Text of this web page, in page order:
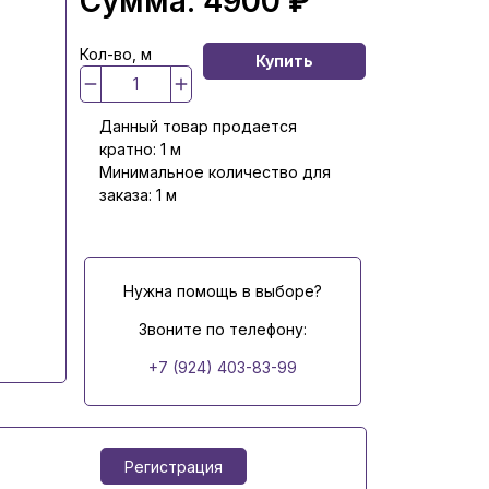
Кол-во, м Купить
Данный товар продается
кратно: 1 м
Минимальное количество для
заказа: 1 м
Нужна помощь в выборе?
Звоните по телефону:
+7 (924) 403-83-99
Регистрация